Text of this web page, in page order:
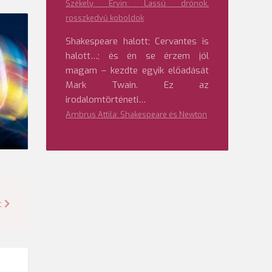
Székely Ervin: Lassú drónok,
rosszkedvű koboldok
Shakespeare halott; Cervantes is
halott…; és én se érzem jól
magam – kezdte egyik előadását
Mark Twain. Ez az
irodalomtörténeti…
Ambrus Attila: Shakespeare és Newton